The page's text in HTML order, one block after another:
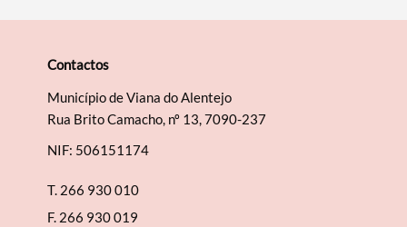
Contactos
Município de Viana do Alentejo
Rua Brito Camacho, nº 13, 7090-237
NIF: 506151174
T. 266 930 010
F. 266 930 019